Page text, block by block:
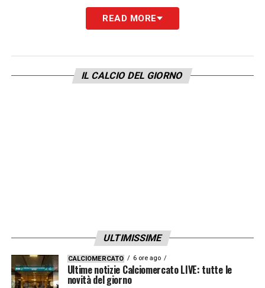
terzo pareggio consecutivo in campionato
per i campioni in carica, dopo quelli con
che offre un assist all’Arsenal capolista: i
Gunners, già avanti di 5 lunghezze, hanno ora
Informativa Lottomatica e Goldbet: fino a
100€ per ogni cartellino in Serie A
Per ogni cartellino ottieni 5€ fino a 100€ di
READ MORE
IL CALCIO DEL GIORNO
ULTIMISSIME
CALCIOMERCATO 6 ore ago
Ultime notizie Calciomercato LIVE: tutte le
novità del giorno